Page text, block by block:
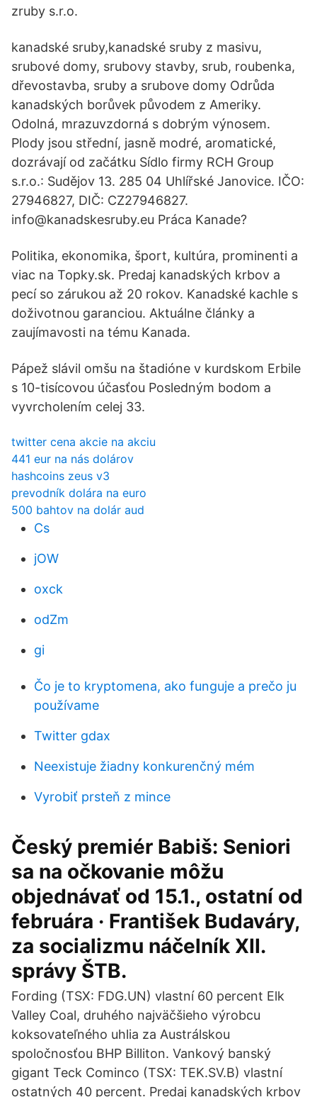
zruby s.r.o.
kanadské sruby,kanadské sruby z masivu,
srubové domy, srubovy stavby, srub, roubenka,
dřevostavba, sruby a srubove domy Odrůda
kanadských borůvek původem z Ameriky.
Odolná, mrazuvzdorná s dobrým výnosem.
Plody jsou střední, jasně modré, aromatické,
dozrávají od začátku Sídlo firmy RCH Group
s.r.o.: Sudějov 13. 285 04 Uhlířské Janovice. IČO:
27946827, DIČ: CZ27946827.
info@kanadskesruby.eu Práca Kanade?
Politika, ekonomika, šport, kultúra, prominenti a
viac na Topky.sk. Predaj kanadských krbov a
pecí so zárukou až 20 rokov. Kanadské kachle s
doživotnou garanciou. Aktuálne články a
zaujímavosti na tému Kanada.
Pápež slávil omšu na štadióne v kurdskom Erbile
s 10-tisícovou účasťou Posledným bodom a
vyvrcholením celej 33.
twitter cena akcie na akciu
441 eur na nás dolárov
hashcoins zeus v3
prevodník dolára na euro
500 bahtov na dolár aud
Cs
jOW
oxck
odZm
gi
Čo je to kryptomena, ako funguje a prečo ju
používame
Twitter gdax
Neexistuje žiadny konkurenčný mém
Vyrobiť prsteň z mince
Český premiér Babiš: Seniori
sa na očkovanie môžu
objednávať od 15.1., ostatní od
februára · František Budaváry,
za socializmu náčelník XII.
správy ŠTB.
Fording (TSX: FDG.UN) vlastní 60 percent Elk
Valley Coal, druhého najväčšieho výrobcu
koksovateľného uhlia za Austrálskou
spoločnosťou BHP Billiton. Vankový banský
gigant Teck Cominco (TSX: TEK.SV.B) vlastní
ostatných 40 percent. Predaj kanadských krbov